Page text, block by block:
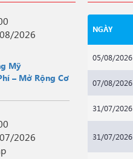
2026
Mỹ
– Mở Rộng Cơ
2026
NGÀY
05/08/2026
07/08/2026
31/07/2026
31/07/2026